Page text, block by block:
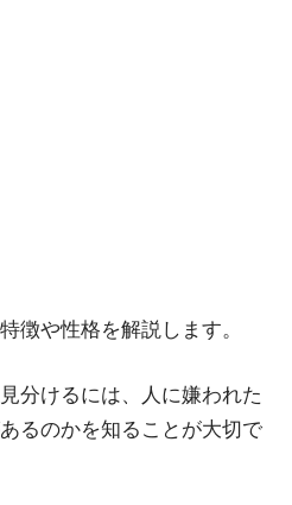
徴や性格を解説します。
分けるには、人に嫌われた
るのかを知ることが大切で